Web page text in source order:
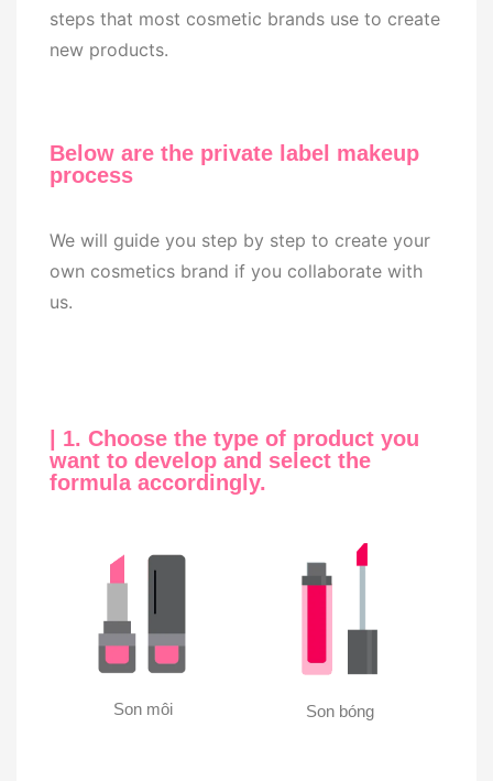
steps that most cosmetic brands use to create
new products.
Below are the private label makeup
process
We will guide you step by step to create your
own cosmetics brand if you collaborate with
us.
| 1. Choose the type of product you
want to develop and select the
formula accordingly.
Son môi Son bóng